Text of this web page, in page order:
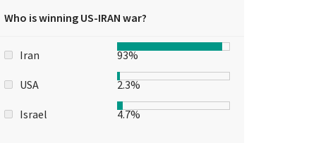
Who is winning US-IRAN war?
Iran 93%
USA 2.3%
Israel 4.7%